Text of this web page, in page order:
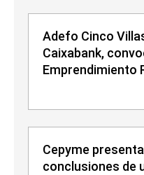
Adefo Cinco
Caixabank,
Emprendimiento
Cepyme
conclusiones de